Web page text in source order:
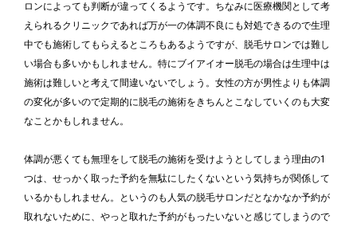
ロンによっても判断が違ってくるようです。ちなみに医療機関として考
えられるクリニックであれば万が一の体調不良にも対処できるので生理
中でも施術してもらえるところもあるようですが、脱毛サロンでは難し
い場合も多いかもしれません。特にブイアイオー脱毛の場合は生理中は
施術は難しいと考えて間違いないでしょう。女性の方が男性よりも体調
の変化が多いので定期的に脱毛の施術をきちんとこなしていくのも大変
なことかもしれません。
体調が悪くても無理をして脱毛の施術を受けようとしてしまう理由の1
つは、せっかく取った予約を無駄にしたくないという気持ちが関係して
いるかもしれません。というのも人気の脱毛サロンだとなかなか予約が
取れないために、やっと取れた予約がもったいないと感じてしまうので